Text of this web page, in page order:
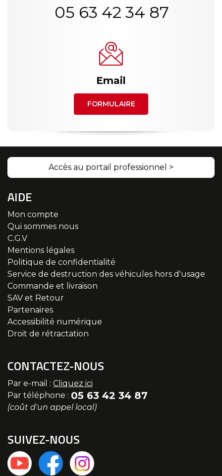
05 63 42 34 87
Email
FORMULAIRE
Accès au portail professionnel >
AIDE
Mon compte
Qui sommes nous
C.G.V
Mentions légales
Politique de confidentialité
Service de destruction des véhicules hors d'usage
Commande et livraison
SAV et Retour
Partenaires
Accessibilité numérique
Droit de rétractation
CONTACTEZ-NOUS
Par e-mail : Cliquez ici
Par téléphone : 05 63 42 34 87
(coût d'un appel local)
SUIVEZ-NOUS